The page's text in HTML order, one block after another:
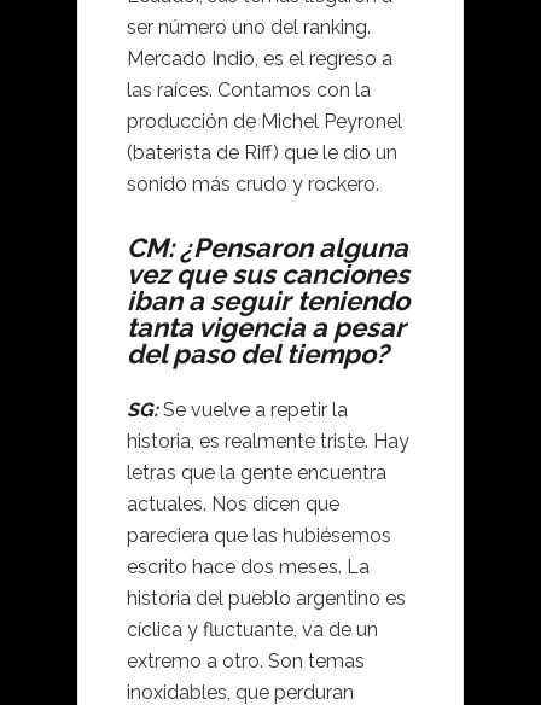
ser número uno del ranking.
Mercado Indio, es el regreso a
las raíces. Contamos con la
producción de Michel Peyronel
(baterista de Riff) que le dio un
sonido más crudo y rockero.
CM: ¿Pensaron alguna
vez que sus canciones
iban a seguir teniendo
tanta vigencia a pesar
del paso del tiempo?
SG:Se vuelve a repetir la
historia, es realmente triste. Hay
letras que la gente encuentra
actuales. Nos dicen que
pareciera que las hubiésemos
escrito hace dos meses. La
historia del pueblo argentino es
cíclica y fluctuante, va de un
extremo a otro. Son temas
inoxidables, que perduran